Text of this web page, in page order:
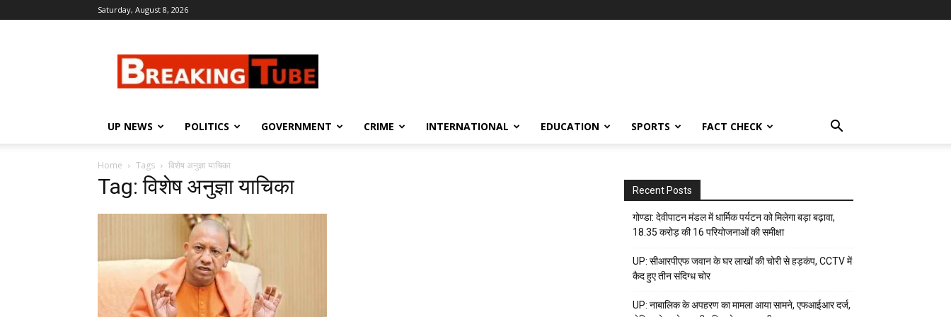
Saturday, August 8, 2026
UP NEWS POLITICS GOVERNMENT CRIME INTERNATIONAL EDUCATION SPORTS FACT CHECK
Home Tags विशेष अनुज्ञा याचिका
Tag: विशेष अनुज्ञा याचिका Recent Posts
गोण्डा: देवीपाटन मंडल में धार्मिक पर्यटन को मिलेगा बड़ा बढ़ावा,
18.35 करोड़ की 16 परियोजनाओं की समीक्षा
UP: सीआरपीएफ जवान के घर लाखों की चोरी से हड़कंप, CCTV में
कैद हुए तीन संदिग्ध चोर
UP: नाबालिक के अपहरण का मामला आया सामने, एफआईआर दर्ज,